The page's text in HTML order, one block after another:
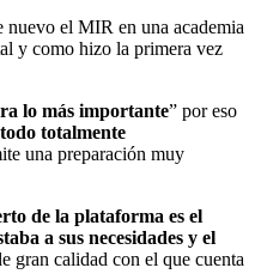
nuevo el MIR en una academia
y como hizo la primera vez
lo más importante” por eso
totalmente
una preparación muy
de la plataforma es el
a sus necesidades y el
gran calidad con el que cuenta